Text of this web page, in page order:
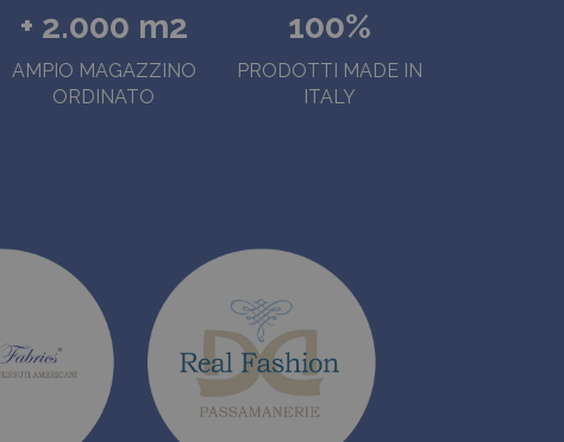
+ 2.000 m2
AMPIO MAGAZZINO
ORDINATO
100%
PRODOTTI MADE IN
ITALY